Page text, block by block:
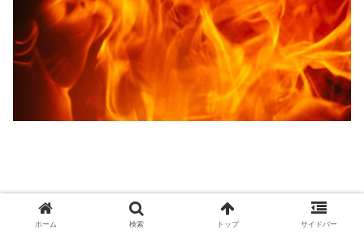
アグニが順調であることで
ホーム 検索 トップ サイドバー